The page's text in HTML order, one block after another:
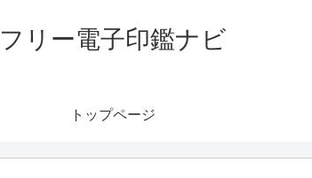
フリー電子印鑑ナビ
トップページ